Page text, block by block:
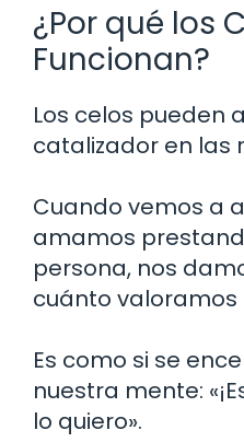
¿Por qué los
Funcionan?
Los celos pueden
catalizador en las
Cuando vemos a
amamos
persona, nos
cuánto valoramos
Es como si se
nuestra mente:
lo quiero».